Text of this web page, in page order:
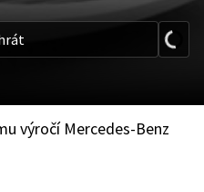
výročí Mercedes-Benz